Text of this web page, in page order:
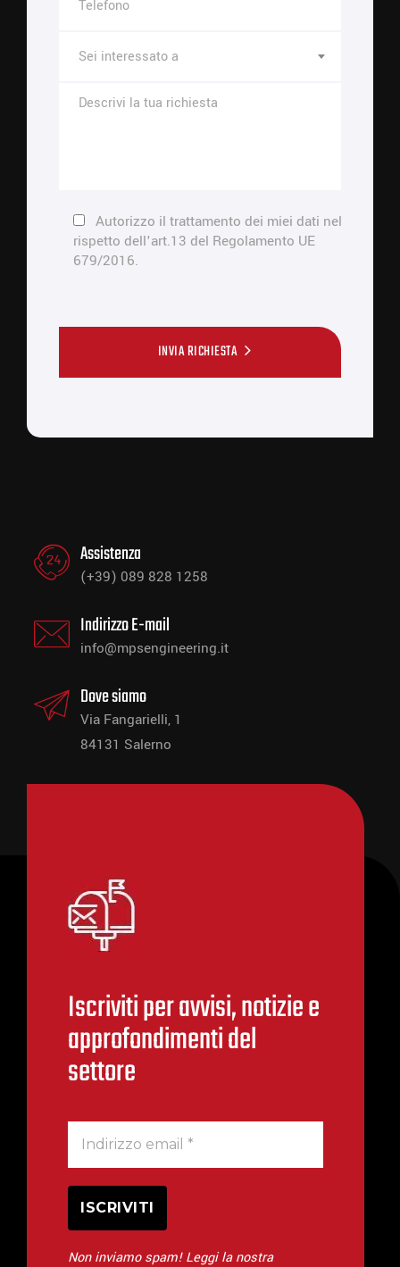
Sei interessato a
Autorizzo il trattamento dei miei dati nel
rispetto dell'art.13 del Regolamento UE
679/2016.
INVIA RICHIESTA
Assistenza
(+39) 089 828 1258
Indirizzo E-mail
info@mpsengineering.it
Dove siamo
Via Fangarielli, 1
84131 Salerno
Iscriviti per avvisi, notizie e
approfondimenti del
settore
Non inviamo spam! Leggi la nostra